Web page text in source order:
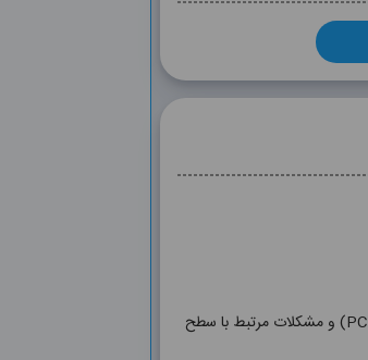
ارزیابی دقیق عملکرد هورمونی بانوان برای بررسی تخمک‌گذاری، تعادل هورمونی، مشکلات باروری، بی‌نظمی‌های قاعدگی، سندرم تخمدان پلی‌کیستیک (PCOS) و مشکلات مرتبط با سطح